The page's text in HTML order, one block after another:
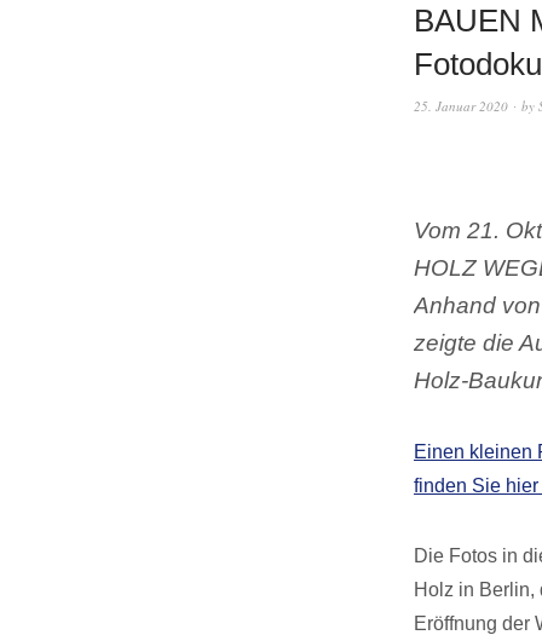
BAUEN
25. Januar 2020 by
Vom 21.
HOLZ
Anhand
zeigte die
Holz-
Einen kleinen
finden Sie
Die Fotos in
Holz in Berlin,
Eröffnung der